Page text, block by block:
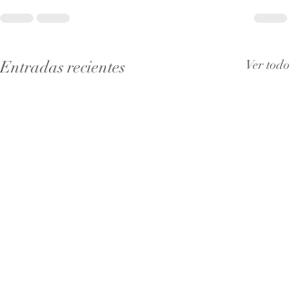
Entradas recientes Ver todo